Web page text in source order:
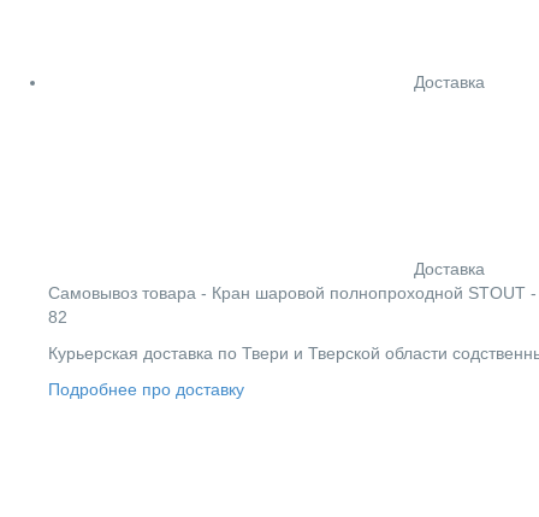
Доставка
Доставка
Cамовывоз товара - Кран шаровой полнопроходной STOUT
82
Курьерская доставка по Твери и Тверской области
Подробнее про доставку